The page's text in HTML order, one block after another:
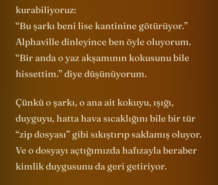
kurabiliyoruz:
“Bu şarkı beni lise kantinine götürüyor.”
Alphaville dinleyince ben öyle oluyorum.
“Bir anda o yaz akşamının kokusunu bile
hissettim.” diye düşünüyorum.
Çünkü o şarkı, o ana ait kokuyu, ışığı,
duyguyu, hatta hava sıcaklığını bile bir tür
“zip dosyası” gibi sıkıştırıp saklamış oluyor.
Ve o dosyayı açtığımızda hafızayla beraber
kimlik duygusunu da geri getiriyor.